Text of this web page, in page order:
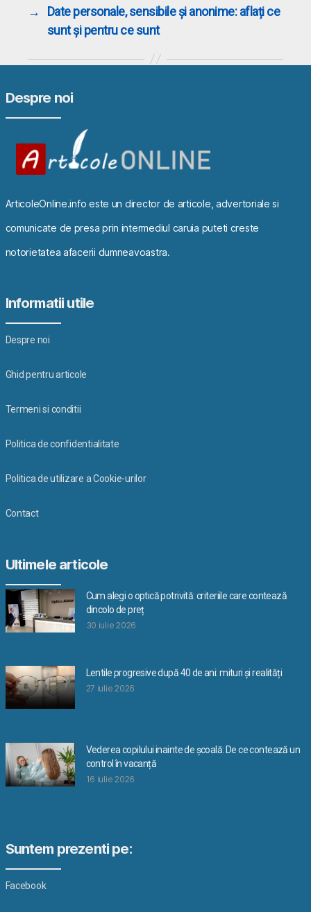
→
Date personale, sensibile și anonime: aflați ce
sunt și pentru ce sunt
Despre noi
ArticoleOnline.info este un director de articole, advertoriale si
comunicate de presa prin intermediul caruia puteti creste
notorietatea afacerii dumneavoastra.
Informatii utile
Despre noi
Ghid pentru articole
Termeni si conditii
Politica de confidentialitate
Politica de utilizare a Cookie-urilor
Contact
Ultimele articole
Cum alegi o optică potrivită: criteriile care contează
dincolo de preț
30 iulie 2026
Lentile progresive după 40 de ani: mituri și realități
27 iulie 2026
Vederea copilului inainte de școală: De ce contează un
control în vacanță
16 iulie 2026
Suntem prezenti pe:
Facebook